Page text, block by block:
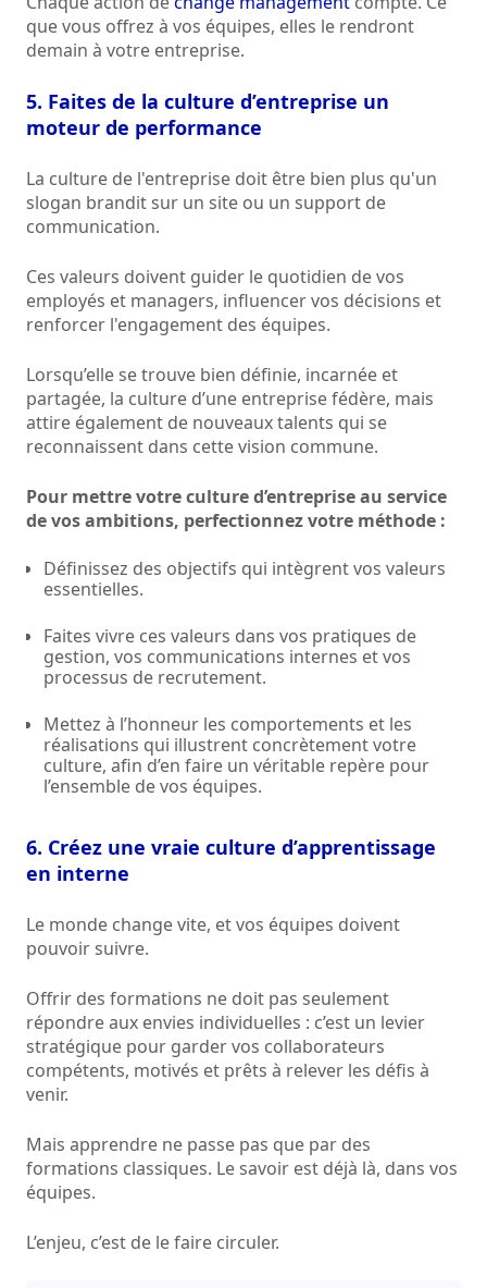
que vous offrez à vos équipes, elles le rendront
demain à votre entreprise.
5. Faites de la culture d’entreprise un
moteur de performance
La culture de l'entreprise doit être bien plus qu'un
slogan brandit sur un site ou un support de
communication.
Ces valeurs doivent guider le quotidien de vos
employés et managers, influencer vos décisions et
renforcer l'engagement des équipes.
Lorsqu’elle se trouve bien définie, incarnée et
partagée, la culture d’une entreprise fédère, mais
attire également de nouveaux talents qui se
reconnaissent dans cette vision commune.
Pour mettre votre culture d’entreprise au service
de vos ambitions, perfectionnez votre méthode :
Définissez des objectifs qui intègrent vos valeurs
essentielles.
Faites vivre ces valeurs dans vos pratiques de
gestion, vos communications internes et vos
processus de recrutement.
Mettez à l’honneur les comportements et les
réalisations qui illustrent concrètement votre
culture, afin d’en faire un véritable repère pour
l’ensemble de vos équipes.
6. Créez une vraie culture d’apprentissage
en interne
Le monde change vite, et vos équipes doivent
pouvoir suivre.
Offrir des formations ne doit pas seulement
répondre aux envies individuelles : c’est un levier
stratégique pour garder vos collaborateurs
compétents, motivés et prêts à relever les défis à
venir.
Mais apprendre ne passe pas que par des
formations classiques. Le savoir est déjà là, dans vos
équipes.
L’enjeu, c’est de le faire circuler.